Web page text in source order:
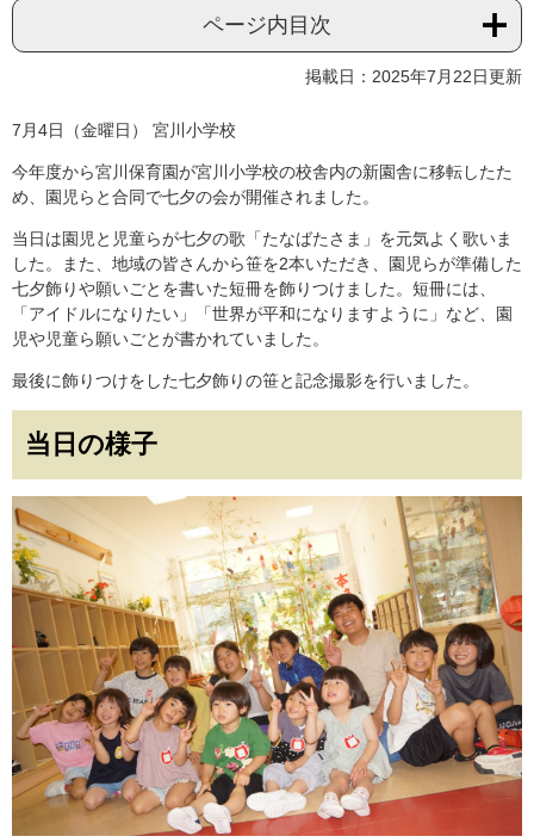
ページ内目次
掲載日：2025年7月22日更新
7月4日（金曜日） 宮川小学校
今年度から宮川保育園が宮川小学校の校舎内の新園舎に移転したた
め、園児らと合同で七夕の会が開催されました。
当日は園児と児童らが七夕の歌「たなばたさま」を元気よく歌いま
した。また、地域の皆さんから笹を2本いただき、園児らが準備した
七夕飾りや願いごとを書いた短冊を飾りつけました。短冊には、
「アイドルになりたい」「世界が平和になりますように」など、園
児や児童ら願いごとが書かれていました。
最後に飾りつけをした七夕飾りの笹と記念撮影を行いました。
当日の様子